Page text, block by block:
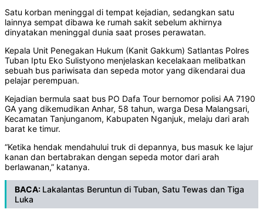
Satu korban meninggal di tempat kejadian, sedangkan satu
lainnya sempat dibawa ke rumah sakit sebelum akhirnya
dinyatakan meninggal dunia saat proses perawatan.
Kepala Unit Penegakan Hukum (Kanit Gakkum) Satlantas Polres
Tuban Iptu Eko Sulistyono menjelaskan kecelakaan melibatkan
sebuah bus pariwisata dan sepeda motor yang dikendarai dua
pelajar perempuan.
Kejadian bermula saat bus PO Dafa Tour bernomor polisi AA 7190
GA yang dikemudikan Anhar, 58 tahun, warga Desa Malangsari,
Kecamatan Tanjunganom, Kabupaten Nganjuk, melaju dari arah
barat ke timur.
“Ketika hendak mendahului truk di depannya, bus masuk ke lajur
kanan dan bertabrakan dengan sepeda motor dari arah
berlawanan,” katanya.
BACA: Lakalantas Beruntun di Tuban, Satu Tewas dan Tiga
Luka